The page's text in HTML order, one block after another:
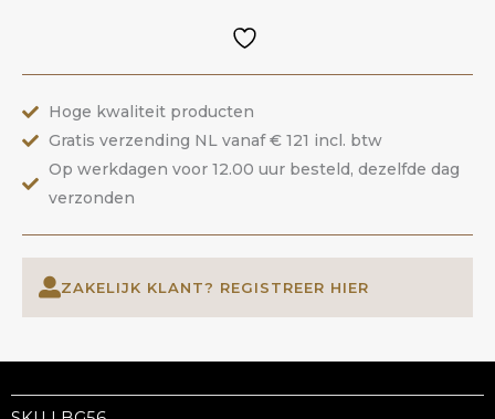
aantal
Hoge kwaliteit producten
Gratis verzending NL vanaf € 121 incl. btw
Op werkdagen voor 12.00 uur besteld, dezelfde dag
verzonden
ZAKELIJK KLANT? REGISTREER HIER